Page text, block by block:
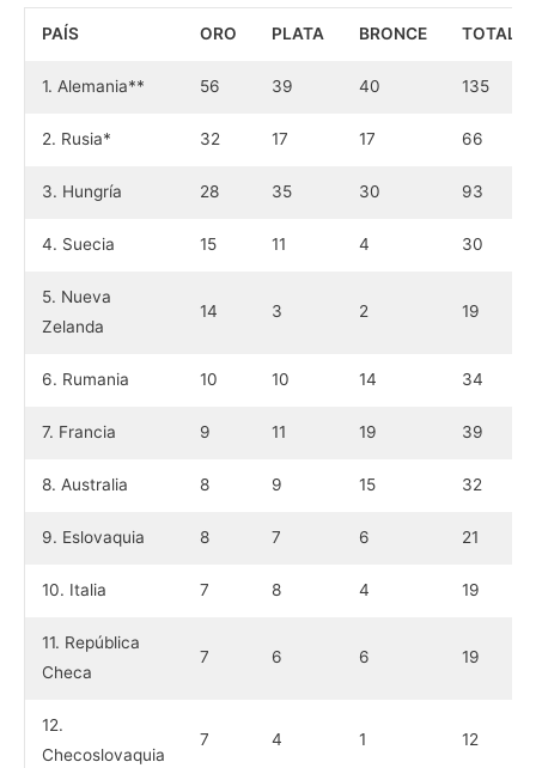
PAÍS ORO PLATA BRONCE TOTAL
1. Alemania** 56 39 40 135
2. Rusia* 32 17 17 66
3. Hungría 28 35 30 93
4. Suecia 15 11 4 30
5. Nueva
Zelanda
14 3 2 19
6. Rumania 10 10 14 34
7. Francia 9 11 19 39
8. Australia 8 9 15 32
9. Eslovaquia 8 7 6 21
10. Italia 7 8 4 19
11. República
Checa
7 6 6 19
12.
Checoslovaquia
7 4 1 12